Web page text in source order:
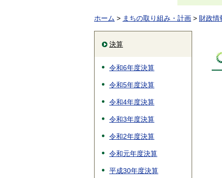
ホーム > まちの取り組み・計画 > 財政情
決算
令和6年度決算
令和5年度決算
令和4年度決算
令和3年度決算
令和2年度決算
令和元年度決算
平成30年度決算